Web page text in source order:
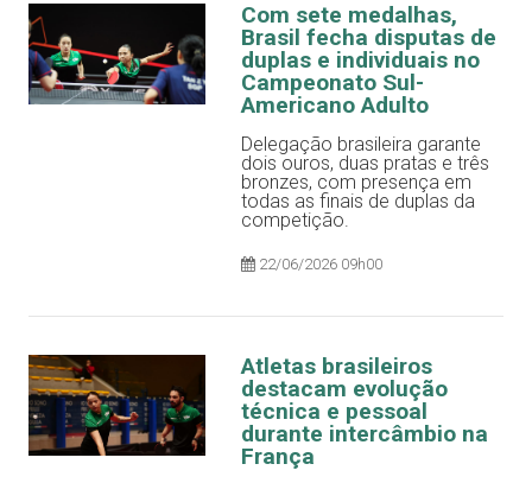
Com sete medalhas,
Brasil fecha disputas de
duplas e individuais no
Campeonato Sul-
Americano Adulto
Delegação brasileira garante
dois ouros, duas pratas e três
bronzes, com presença em
todas as finais de duplas da
competição.
22/06/2026 09h00
Atletas brasileiros
destacam evolução
técnica e pessoal
durante intercâmbio na
França